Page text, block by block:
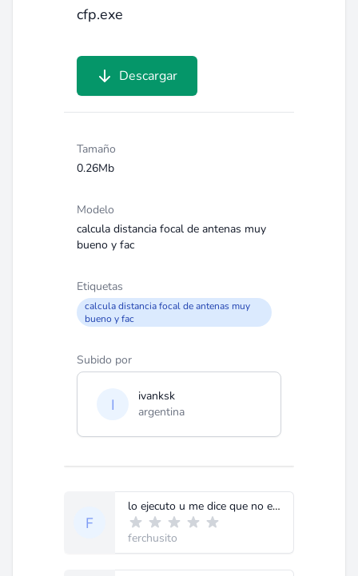
cfp.exe
Descargar
Tamaño
0.26Mb
Modelo
calcula distancia focal de antenas muy
bueno y fac
Etiquetas
calcula distancia focal de antenas muy
bueno y fac
Subido por
ivanksk
argentina
lo ejecuto u me dice que no es una aplicacion valida win 32...
ferchusito